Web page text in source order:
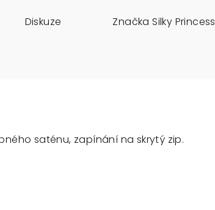
Diskuze Značka Silky Princess
saténu, zapínání na skrytý zip.